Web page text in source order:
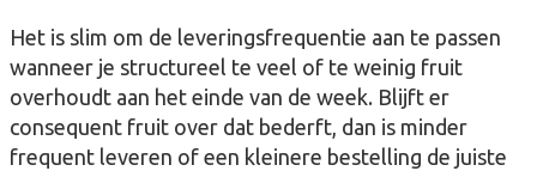
Het is slim om de leveringsfrequentie aan te passen
wanneer je structureel te veel of te weinig fruit
overhoudt aan het einde van de week. Blijft er
consequent fruit over dat bederft, dan is minder
frequent leveren of een kleinere bestelling de juiste